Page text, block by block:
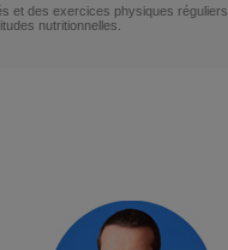
et des exercices physiques réguliers
nutritionnelles.